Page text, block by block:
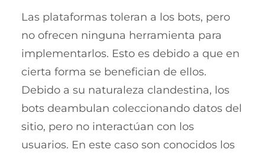
Las plataformas toleran a los bots, pero
no ofrecen ninguna herramienta para
implementarlos. Esto es debido a que en
cierta forma se benefician de ellos.
Debido a su naturaleza clandestina, los
bots deambulan coleccionando datos del
sitio, pero no interactúan con los
usuarios. En este caso son conocidos los